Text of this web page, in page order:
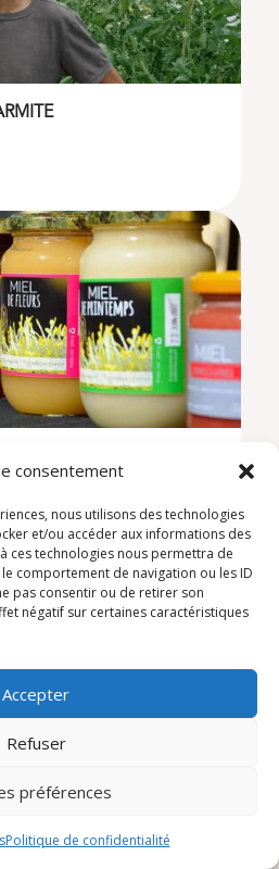
consentement
nous utilisons des technologies
et/ou accéder aux informations des
ces technologies nous permettra de
comportement de navigation ou les ID
pas consentir ou de retirer son
négatif sur certaines caractéristiques
Accepter
Refuser
préférences
Politique de confidentialité
(pisciculture et maraîchage